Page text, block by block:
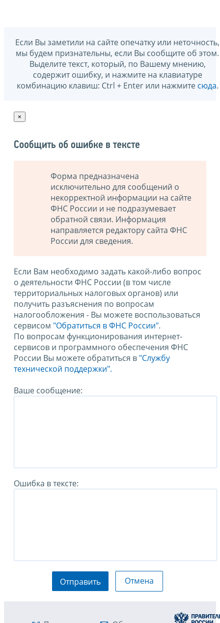
Если Вы заметили на сайте опечатку или неточность,
мы будем признательны, если Вы сообщите об этом.
Выделите текст, который, по Вашему мнению,
содержит ошибку, и нажмите на клавиатуре
комбинацию клавиш: Ctrl + Enter или нажмите сюда.
×
Сообщить об ошибке в тексте
Форма предназначена
исключительно для сообщений о
некорректной информации на сайте
ФНС России и не подразумевает
обратной связи. Информация
направляется редактору сайта ФНС
России для сведения.
Если Вам необходимо задать какой-либо вопрос
о деятельности ФНС России (в том числе
территориальных налоговых органов) или
получить разъяснения по вопросам
налогообложения - Вы можете воспользоваться
сервисом "Обратиться в ФНС России".
По вопросам функционирования интернет-
сервисов и программного обеспечения ФНС
России Вы можете обратиться в "Службу
технической поддержки".
Ваше сообщение:
Ошибка в тексте:
Отправить Отмена